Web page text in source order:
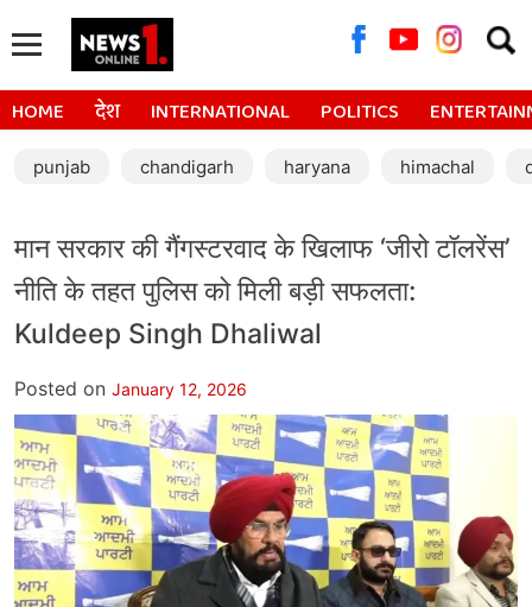
for:
HOME देश INTERNATIONAL POLITICS
punjab chandigarh haryana himachal
मान सरकार की गैंगस्टरवाद के खिलाफ ‘जीरो टॉलरेंस’
नीति के तहत पुलिस को मिली बड़ी सफलता:
Kuldeep Singh Dhaliwal
Posted on January 12, 2026